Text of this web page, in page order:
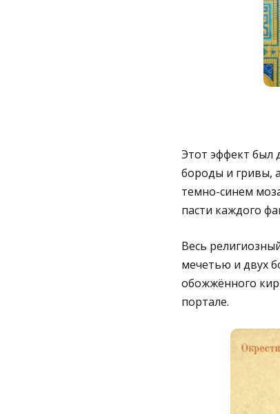
Этот эффект был
бороды и гривы,
темно-синем
пасти каждого
Весь
мечетью и двух
обожжённого
портале.